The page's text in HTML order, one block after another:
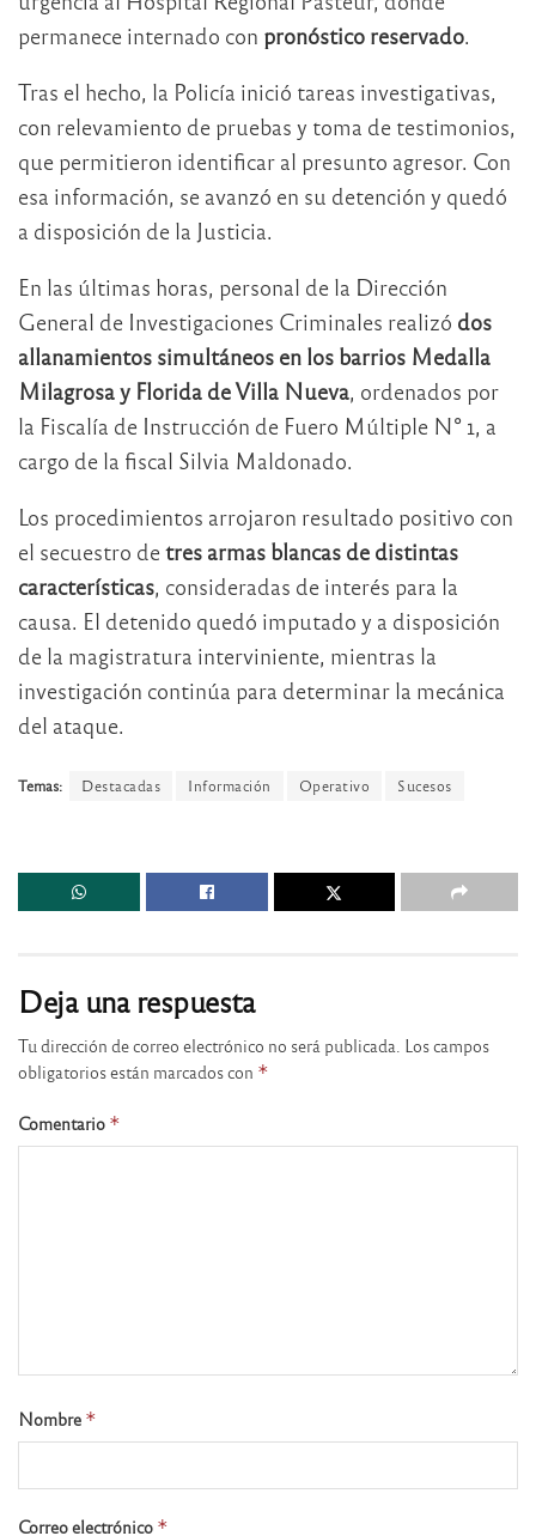
permanece internado con pronóstico reservado.
Tras el hecho, la Policía inició tareas investigativas,
con relevamiento de pruebas y toma de testimonios,
que permitieron identificar al presunto agresor. Con
esa información, se avanzó en su detención y quedó
a disposición de la Justicia.
En las últimas horas, personal de la Dirección
General de Investigaciones Criminales realizó dos
allanamientos simultáneos en los barrios Medalla
Milagrosa y Florida de Villa Nueva, ordenados por
la Fiscalía de Instrucción de Fuero Múltiple N° 1, a
cargo de la fiscal Silvia Maldonado.
Los procedimientos arrojaron resultado positivo con
el secuestro detres armas blancas de distintas
características, consideradas de interés para la
causa. El detenido quedó imputado y a disposición
de la magistratura interviniente, mientras la
investigación continúa para determinar la mecánica
del ataque.
Temas: Destacadas Información Operativo Sucesos
Deja una respuesta
Tu dirección de correo electrónico no será publicada. Los campos
obligatorios están marcados con *
Comentario *
Nombre *
Correo electrónico *